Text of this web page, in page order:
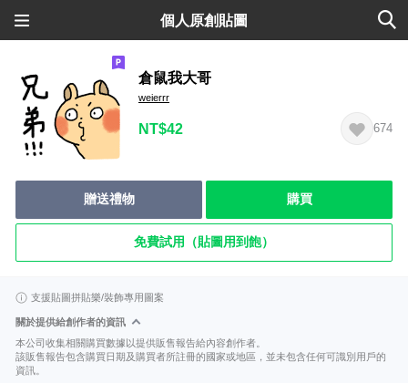
個人原創貼圖
倉鼠我大哥
weierrr
NT$42 674
贈送禮物 購買
免費試用（貼圖用到飽）
支援貼圖拼貼樂/裝飾專用圖案
關於提供給創作者的資訊
本公司收集相關購買數據以提供販售報告給內容創作者。
該販售報告包含購買日期及購買者所註冊的國家或地區，並未包含任何可識別用戶的
資訊。